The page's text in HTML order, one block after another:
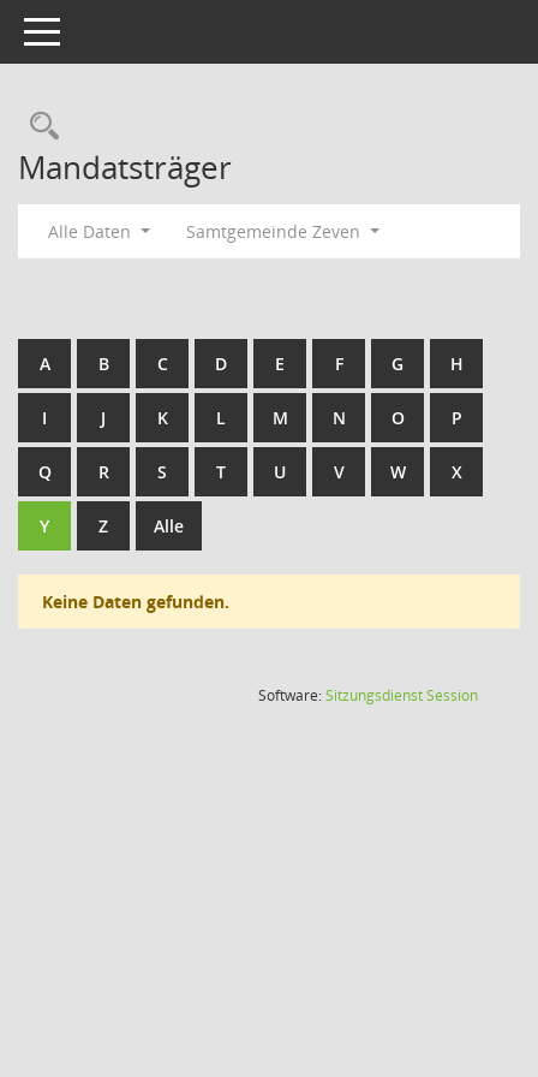
Toggle navigation
Rechercheauswahl
Mandatsträger
Alle Daten Samtgemeinde Zeven
A B C D E F G H
I J K L M N O P
Q R S T U V W X
Y Z Alle
Keine Daten gefunden.
Software:SitzungsdienstSession(Wird in